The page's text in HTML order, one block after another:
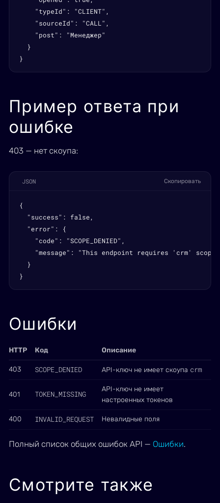
    "typeId": "CLIENT",
    "sourceId": "CALL",
    "post": "Менеджер"
  }
}
Пример ответа при
ошибке
403 — нет скоупа:
JSON Скопировать
{
  "success": false,
  "error": {
    "code": "SCOPE_DENIED",
    "message": "This endpoint requires 'crm' scope"
  }
}
Ошибки
HTTP Код Описание
403 SCOPE_DENIED API-ключ не имеет скоупа crm
401 TOKEN_MISSING
API-ключ не имеет
настроенных токенов
400 INVALID_REQUEST Невалидные поля
Полный список общих ошибок API — Ошибки.
Смотрите также